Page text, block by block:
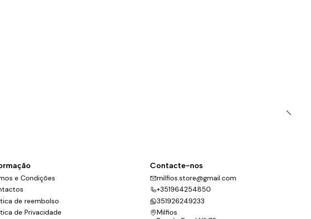
e Condições
de reembolso
de Privacidade
Contacte-nos
milfios.store@gmail.com
+351964254850
351926249233
Milfios